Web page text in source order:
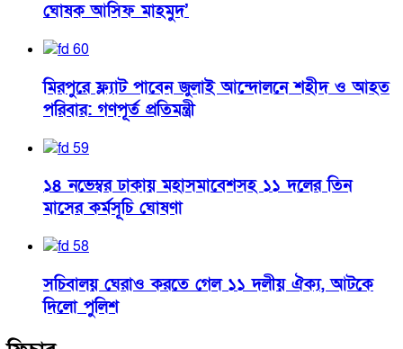
ঘোষক আসিফ মাহমুদ’
মিরপুরে ফ্ল্যাট পাবেন জুলাই আন্দোলনে শহীদ ও আহত
পরিবার: গণপূর্ত প্রতিমন্ত্রী
১৪ নভেম্বর ঢাকায় মহাসমাবেশসহ ১১ দলের তিন
মাসের কর্মসূচি ঘোষণা
সচিবালয় ঘেরাও করতে গেল ১১ দলীয় ঐক্য, আটকে
দিলো পুলিশ